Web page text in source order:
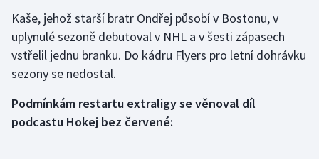
Moderní pětiboj
Motorsport
Parasport
Kaše, jehož starší bratr Ondřej působí v Bostonu, v
uplynulé sezoně debutoval v NHL a v šesti zápasech
vstřelil jednu branku. Do kádru Flyers pro letní dohrávku
sezony se nedostal.
Podmínkám restartu extraligy se věnoval díl
podcastu Hokej bez červené: